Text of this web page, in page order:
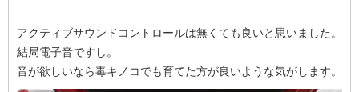
アクティブサウンドコントロールは無くても良いと思いました。
結局電子音ですし。
音が欲しいなら毒キノコでも育てた方が良いような気がします。